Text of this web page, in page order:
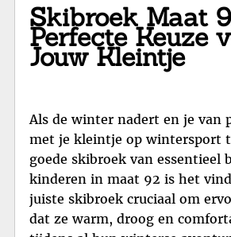
Skibroek Maat
Perfecte Keuze
Jouw Kleintje
Als de winter nadert en je van
met je kleintje op wintersport
goede skibroek van essentieel
kinderen in maat 92 is het
juiste skibroek cruciaal om
dat ze warm, droog en